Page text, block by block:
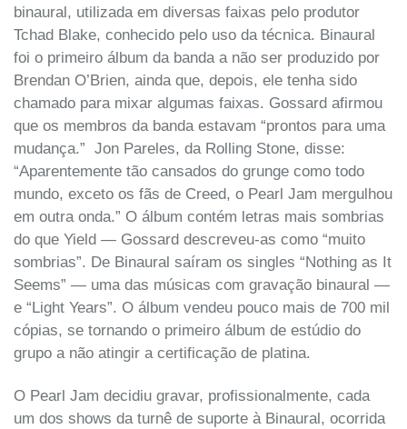
binaural, utilizada em diversas faixas pelo produtor
Tchad Blake, conhecido pelo uso da técnica. Binaural
foi o primeiro álbum da banda a não ser produzido por
Brendan O’Brien, ainda que, depois, ele tenha sido
chamado para mixar algumas faixas. Gossard afirmou
que os membros da banda estavam “prontos para uma
mudança.” Jon Pareles, da Rolling Stone, disse:
“Aparentemente tão cansados do grunge como todo
mundo, exceto os fãs de Creed, o Pearl Jam mergulhou
em outra onda.” O álbum contém letras mais sombrias
do que Yield — Gossard descreveu-as como “muito
sombrias”. De Binaural saíram os singles “Nothing as It
Seems” — uma das músicas com gravação binaural —
e “Light Years”. O álbum vendeu pouco mais de 700 mil
cópias, se tornando o primeiro álbum de estúdio do
grupo a não atingir a certificação de platina.
O Pearl Jam decidiu gravar, profissionalmente, cada
um dos shows da turnê de suporte à Binaural, ocorrida